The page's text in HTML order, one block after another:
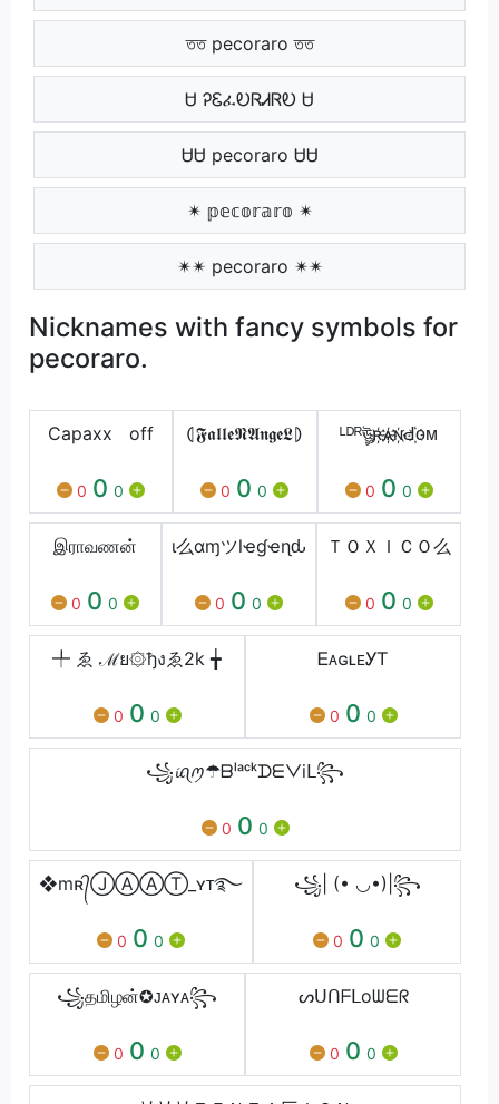
তত pecoraro তত
Ꮜ ᎮᏋፈᎧᏒᏗᏒᎧ Ꮜ
ᏌᏌ pecoraro ᏌᏌ
✴ 𝕡𝕖𝕔𝕠𝕣𝕒𝕣𝕠 ✴
✴✴ pecoraro ✴✴
Nicknames with fancy symbols for
pecoraro.
Capaxxﾠoff
0 0 0
⦇𝕱𝖆𝖑𝖑𝖊𝕹𝕬𝖓𝖌𝖊𝕷⦈
0 0 0
ᴸᴰᴿঊৣʀ҉ѧ҉ɴ҉Ԁ҉ᴏᴍ
0 0 0
இராவணன்
0 0 0
ι么αɱツlҽɠҽɳԃ
0 0 0
ＴＯＸＩＣＯ么
0 0 0
╇ ゑ ℳย۞ђงゑ2k ╈
0 0 0
ᎬᴀɢʟᴇㅤᎩᎢ
0 0 0
꧁𝓲ꪖꪑ☂︎ᗷˡᵃᶜᵏᗪᗴᐯiᒪ꧂
0 0 0
❖mʀ᭄ⒿⒶⒶⓉ_ʏᴛ࿐
0 0 0
꧁| (• ◡•)|꧂
0 0 0
꧁தமிழன்✪ᴊᴀʏᴀ꧂
0 0 0
ᔕᑌᑎᖴᒪoᗯᗴᖇ
0 0 0